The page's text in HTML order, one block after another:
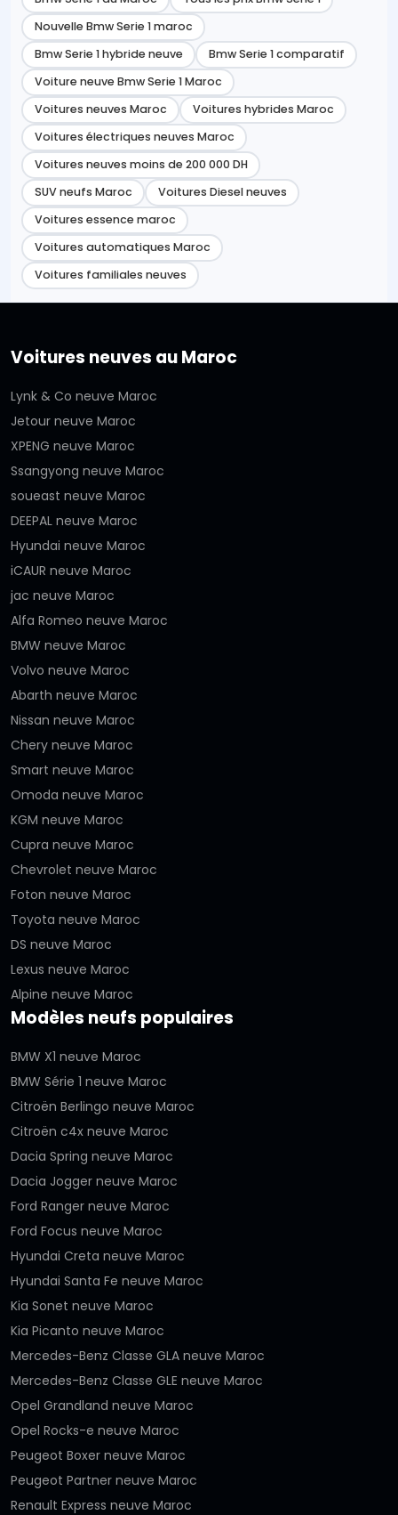
Nouvelle Bmw Serie 1 maroc
Bmw Serie 1 hybride neuve
Bmw Serie 1 comparatif
Voiture neuve Bmw Serie 1 Maroc
Voitures neuves Maroc
Voitures hybrides Maroc
Voitures électriques neuves Maroc
Voitures neuves moins de 200 000 DH
SUV neufs Maroc
Voitures Diesel neuves
Voitures essence maroc
Voitures automatiques Maroc
Voitures familiales neuves
Voitures neuves au Maroc
Lynk & Co neuve Maroc
Jetour neuve Maroc
XPENG neuve Maroc
Ssangyong neuve Maroc
soueast neuve Maroc
DEEPAL neuve Maroc
Hyundai neuve Maroc
iCAUR neuve Maroc
jac neuve Maroc
Alfa Romeo neuve Maroc
BMW neuve Maroc
Volvo neuve Maroc
Abarth neuve Maroc
Nissan neuve Maroc
Chery neuve Maroc
Smart neuve Maroc
Omoda neuve Maroc
KGM neuve Maroc
Cupra neuve Maroc
Chevrolet neuve Maroc
Foton neuve Maroc
Toyota neuve Maroc
DS neuve Maroc
Lexus neuve Maroc
Alpine neuve Maroc
Modèles neufs populaires
BMW X1 neuve Maroc
BMW Série 1 neuve Maroc
Citroën Berlingo neuve Maroc
Citroën c4x neuve Maroc
Dacia Spring neuve Maroc
Dacia Jogger neuve Maroc
Ford Ranger neuve Maroc
Ford Focus neuve Maroc
Hyundai Creta neuve Maroc
Hyundai Santa Fe neuve Maroc
Kia Sonet neuve Maroc
Kia Picanto neuve Maroc
Mercedes-Benz Classe GLA neuve Maroc
Mercedes-Benz Classe GLE neuve Maroc
Opel Grandland neuve Maroc
Opel Rocks-e neuve Maroc
Peugeot Boxer neuve Maroc
Peugeot Partner neuve Maroc
Renault Express neuve Maroc